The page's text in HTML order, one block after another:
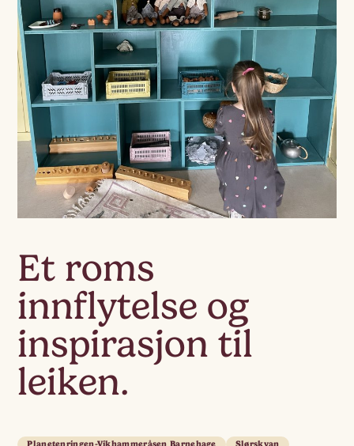
Et roms
innflytelse og
inspirasjon til
leiken.
Planetenringen-Vikhammeråsen Barnehage Slørskyan